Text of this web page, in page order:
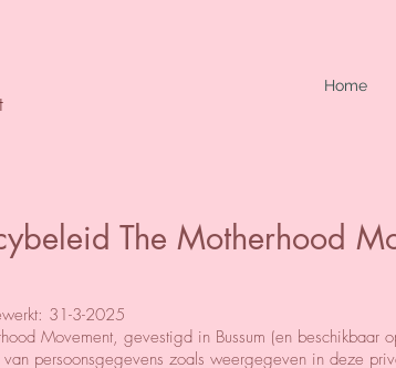
Home
The Motherhood
31-3-2025
Movement, gevestigd in Bussum (en
persoonsgegevens zoals weergegeven in deze